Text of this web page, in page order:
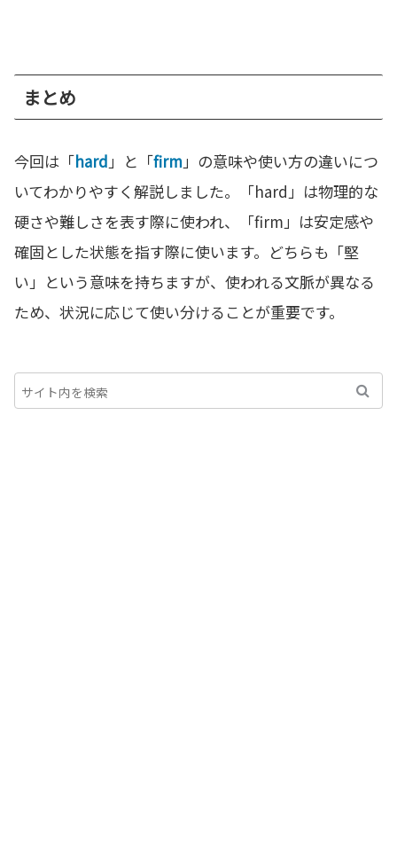
まとめ
今回は「hard」と「firm」の意味や使い方の違いにつ
いてわかりやすく解説しました。「hard」は物理的な
硬さや難しさを表す際に使われ、「firm」は安定感や
確固とした状態を指す際に使います。どちらも「堅
い」という意味を持ちますが、使われる文脈が異なる
ため、状況に応じて使い分けることが重要です。